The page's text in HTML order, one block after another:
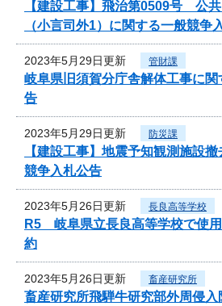
【建設工事】飛治第0509号 公
（小言司外1）に関する一般競争
2023年5月29日更新 管財課
岐阜県旧須賀分庁舎解体工事に
告
2023年5月29日更新 防災課
【建設工事】地震予知観測施設
競争入札公告
2023年5月26日更新 長良高等学校
R5 岐阜県立長良高等学校で使
約
2023年5月26日更新 畜産研究所
畜産研究所飛騨牛研究部外周侵入